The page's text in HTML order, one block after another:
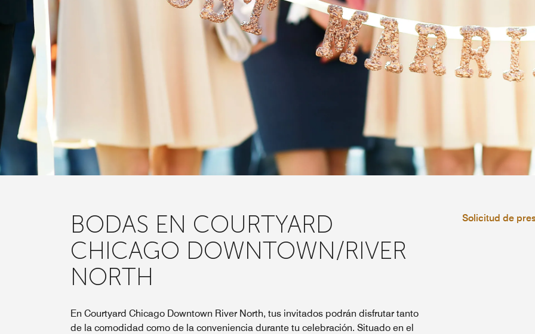
BODAS EN COURTYARD
CHICAGO DOWNTOWN/RIVER
NORTH
En Courtyard Chicago Downtown River North, tus invitados podrán disfrutar tanto
de la comodidad como de la conveniencia durante tu celebración. Situado en el
Solicitud de